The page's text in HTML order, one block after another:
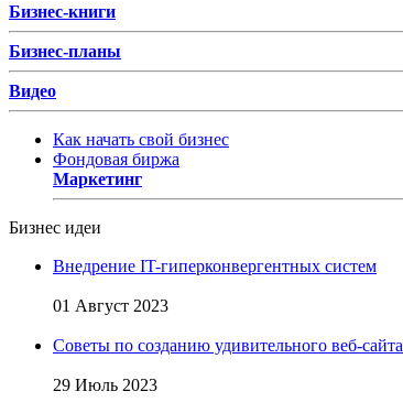
Бизнес-книги
Бизнес-планы
Видео
Как начать свой бизнес
Фондовая биржа
Маркетинг
Бизнес идеи
Внедрение IT-гиперконвергентных систем
01 Август 2023
Советы по созданию удивительного веб-сайта
29 Июль 2023